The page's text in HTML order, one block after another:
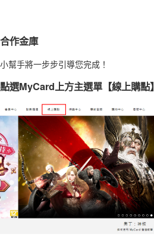
合作金庫
小幫手將一步步引導您完成！
點選MyCard上方主選單【線上購點】